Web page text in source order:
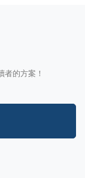
的方案！